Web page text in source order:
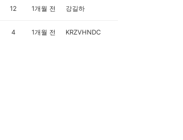
12 1개월 전 강길하
4 1개월 전 KRZVHNDC